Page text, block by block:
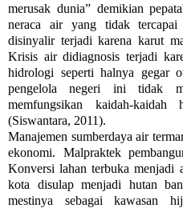
merusak dunia” demikian
neraca air yang tidak tercapai
disinyalir terjadi karena karut
Krisis air didiagnosis terjadi
hidrologi seperti halnya gegar
pengelola negeri ini tidak
memfungsikan kaidah-kaidah
(Siswantara, 2011).
Manajemen sumberdaya air
ekonomi. Malpraktek
Konversi lahan terbuka menjadi
kota disulap menjadi hutan
mestinya sebagai kawasan